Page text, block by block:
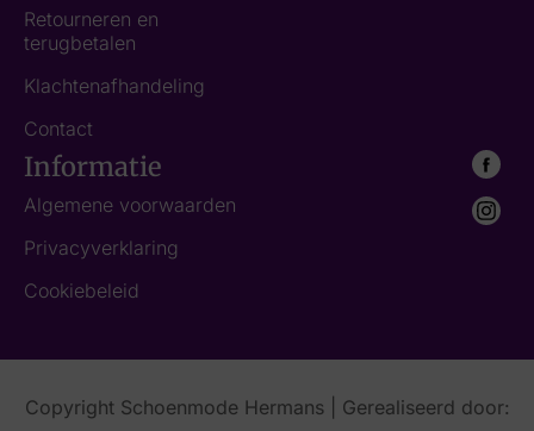
Retourneren en
terugbetalen
Klachtenafhandeling
Contact
Informatie
Algemene voorwaarden
Privacyverklaring
Cookiebeleid
Copyright Schoenmode Hermans | Gerealiseerd door: